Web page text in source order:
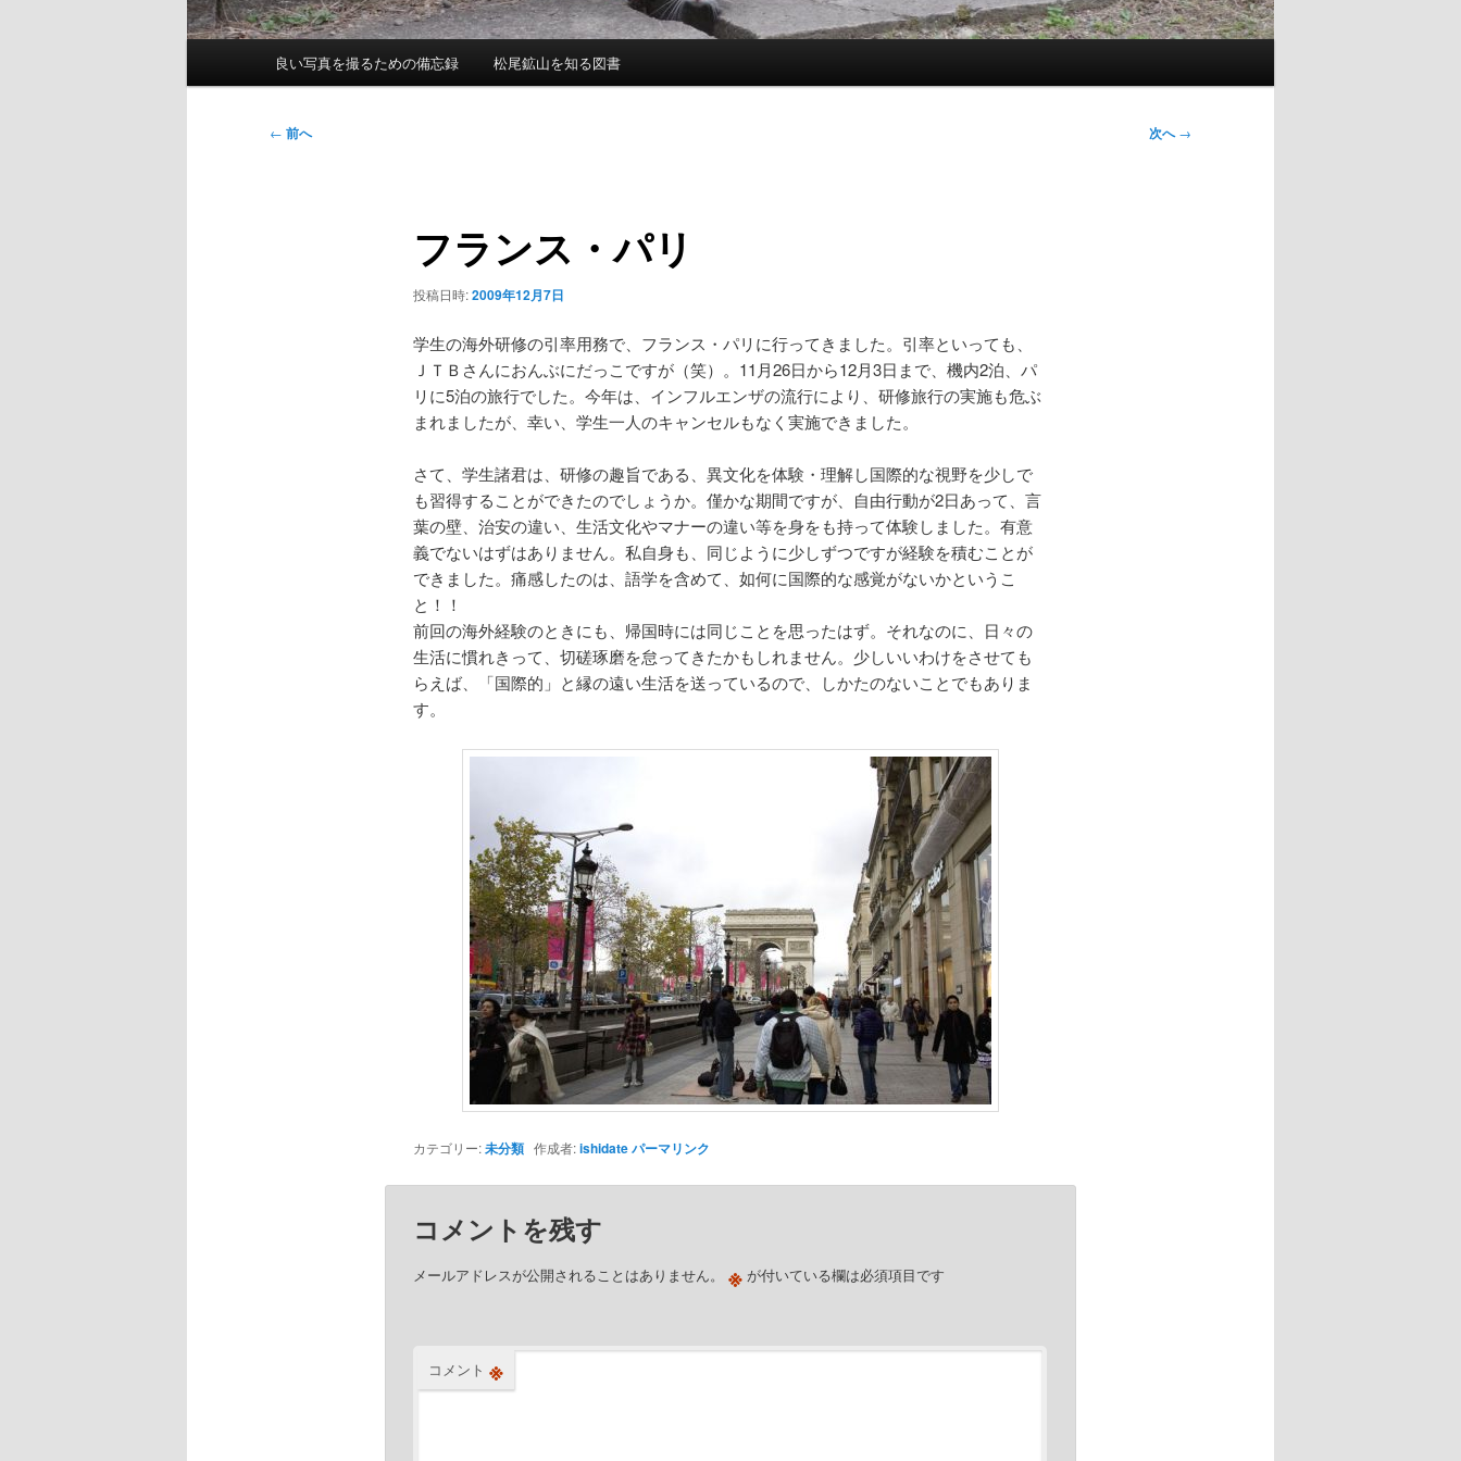
良い写真を撮るための備忘録 松尾鉱山を知る図書
投
← 前へ 次へ→
フランス・パリ
投稿日時:2009年12月7日
学生の海外研修の引率用務で、フランス・パリに行ってきました。引率といっても、
ＪＴＢさんにおんぶにだっこですが（笑）。11月26日から12月3日まで、機内2泊、パ
リに5泊の旅行でした。今年は、インフルエンザの流行により、研修旅行の実施も危ぶ
まれましたが、幸い、学生一人のキャンセルもなく実施できました。
さて、学生諸君は、研修の趣旨である、異文化を体験・理解し国際的な視野を少しで
も習得することができたのでしょうか。僅かな期間ですが、自由行動が2日あって、言
葉の壁、治安の違い、生活文化やマナーの違い等を身をも持って体験しました。有意
義でないはずはありません。私自身も、同じように少しずつですが経験を積むことが
できました。痛感したのは、語学を含めて、如何に国際的な感覚がないかというこ
と！！
前回の海外経験のときにも、帰国時には同じことを思ったはず。それなのに、日々の
生活に慣れきって、切磋琢磨を怠ってきたかもしれません。少しいいわけをさせても
らえば、「国際的」と縁の遠い生活を送っているので、しかたのないことでもありま
す。
カテゴリー:未分類作成者:ishidateパーマリンク
コメントを残す
メールアドレスが公開されることはありません。 ※が付いている欄は必須項目です
コメント ※